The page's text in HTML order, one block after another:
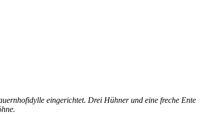
eingerichtet. Drei Hühner und eine freche Ente